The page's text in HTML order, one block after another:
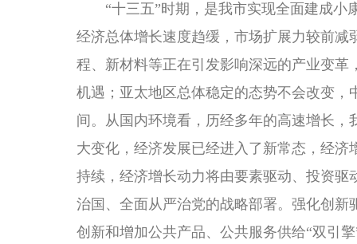
“十三五”时期，是我市实现全面建成小
经济总体增长速度趋缓，市场扩展力较前
程、新材料等正在引发影响深远的产业变
机遇；亚太地区总体稳定的态势不会改变
间。从国内环境看，历经多年的高速增长
大变化，经济发展已经进入了新常态，经
持续，经济增长动力将由要素驱动、投资
治国、全面从严治党的战略部署。强化创
创新和增加公共产品、公共服务供给“双引